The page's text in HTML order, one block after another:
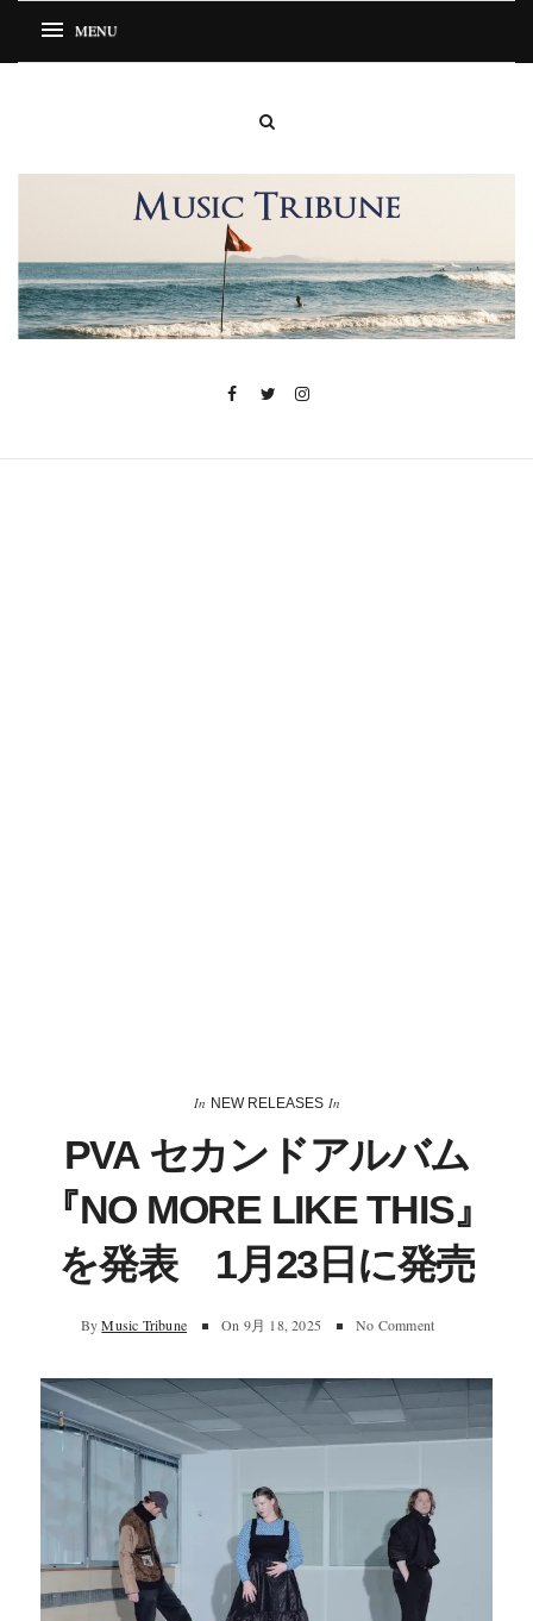
In NEW RELEASES In
PVA セカンドアルバム
『NO MORE LIKE THIS』
を発表 1月23日に発売
By Music Tribune On 9月 18, 2025 No Comment